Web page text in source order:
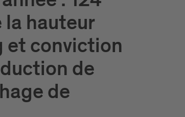
la hauteur
et conviction
de
de